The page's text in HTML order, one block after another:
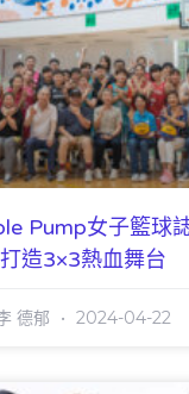
Pump女子籃球
打造3×3熱血舞台
德郁 2024-04-22